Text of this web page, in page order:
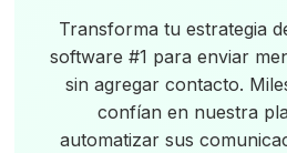
Transforma tu estrategia
software #1 para enviar
sin agregar contacto.
confían en nuestra
automatizar sus